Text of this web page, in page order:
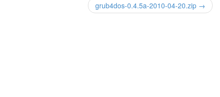
grub4dos-0.4.5a-2010-04-20.zip →